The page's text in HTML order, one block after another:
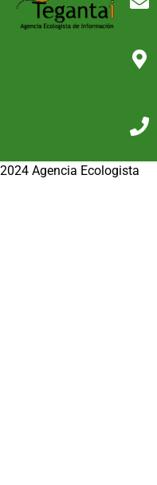
2024 Agencia Ecologista